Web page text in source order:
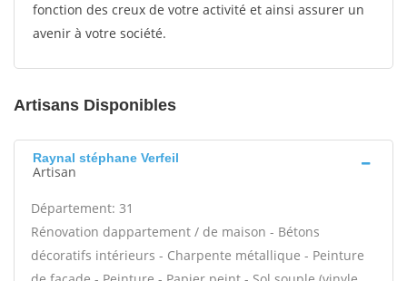
fonction des creux de votre activité et ainsi assurer un
avenir à votre société.
Artisans Disponibles
Raynal stéphane Verfeil
Artisan
Département: 31
Rénovation dappartement / de maison - Bétons
décoratifs intérieurs - Charpente métallique - Peinture